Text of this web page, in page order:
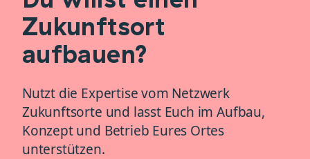
Zukunftsort
aufbauen?
Nutzt die Expertise vom Netzwerk
Zukunftsorte und lasst Euch im Aufbau,
Konzept und Betrieb Eures Ortes
unterstützen.